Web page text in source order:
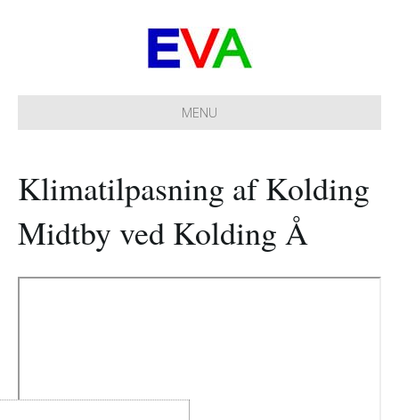
MENU
Klimatilpasning af Kolding
Midtby ved Kolding Å